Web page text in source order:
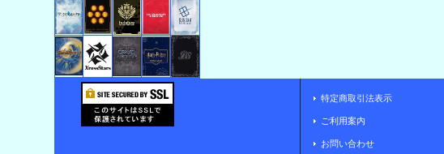
特定商取引法表示
ご利用案内
お問い合わせ